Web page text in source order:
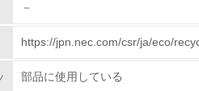
ビスの製造・販売を積極的に行って
ビスの製造・販売状況を把握し、具
－
https://jpn.nec.com/csr/ja/eco/
部品に使用している